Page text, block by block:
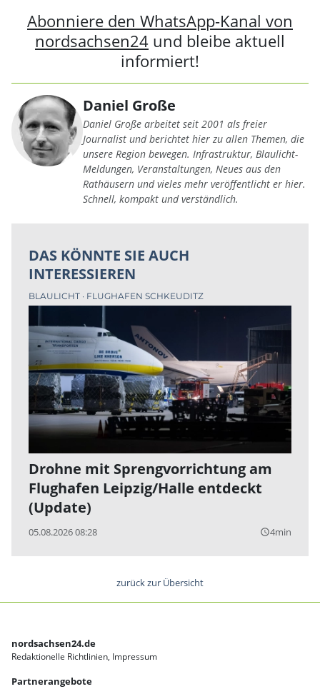
Abonniere den WhatsApp-Kanal von
nordsachsen24 und bleibe aktuell
informiert!
Daniel Große
Daniel Große arbeitet seit 2001 als freier
Journalist und berichtet hier zu allen Themen, die
unsere Region bewegen. Infrastruktur, Blaulicht-
Meldungen, Veranstaltungen, Neues aus den
Rathäusern und vieles mehr veröffentlicht er hier.
Schnell, kompakt und verständlich.
DAS KÖNNTE SIE AUCH
INTERESSIEREN
BLAULICHT FLUGHAFEN SCHKEUDITZ
Drohne mit Sprengvorrichtung am
Flughafen Leipzig/Halle entdeckt
(Update)
05.08.2026 08:28 query_builder4min
zurück zur Übersicht
nordsachsen24.de
Redaktionelle Richtlinien Impressum
Partnerangebote